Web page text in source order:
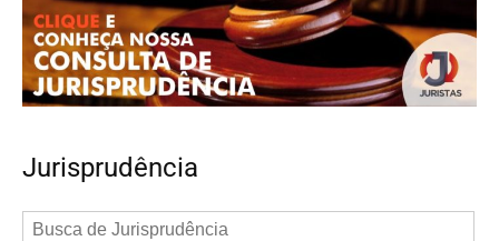
Jurisprudência